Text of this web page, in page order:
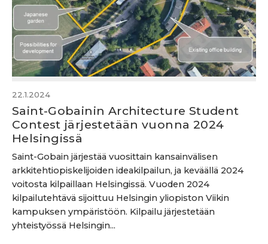
22.1.2024
Saint-Gobainin Architecture Student
Contest järjestetään vuonna 2024
Helsingissä
Saint-Gobain järjestää vuosittain kansainvälisen
arkkitehtiopiskelijoiden ideakilpailun, ja keväällä 2024
voitosta kilpaillaan Helsingissä. Vuoden 2024
kilpailutehtävä sijoittuu Helsingin yliopiston Viikin
kampuksen ympäristöön. Kilpailu järjestetään
yhteistyössä Helsingin...